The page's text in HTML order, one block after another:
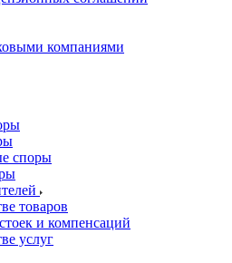
компаниями
споры
товаров
и компенсаций
услуг